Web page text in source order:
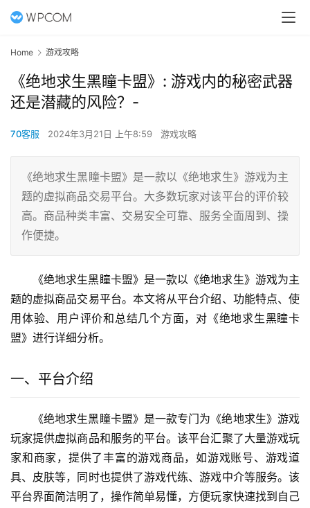
Home 游戏攻略
《绝地求生黑瞳卡盟》: 游戏内的秘密武器
还是潜藏的风险？-
70客服 2024年3月21日 上午8:59 游戏攻略
《绝地求生黑瞳卡盟》是一款以《绝地求生》游戏为主
题的虚拟商品交易平台。大多数玩家对该平台的评价较
高。商品种类丰富、交易安全可靠、服务全面周到、操
作便捷。
《绝地求生黑瞳卡盟》是一款以《绝地求生》游戏为主
题的虚拟商品交易平台。本文将从平台介绍、功能特点、使
用体验、用户评价和总结几个方面，对《绝地求生黑瞳卡
盟》进行详细分析。
一、平台介绍
《绝地求生黑瞳卡盟》是一款专门为《绝地求生》游戏
玩家提供虚拟商品和服务的平台。该平台汇聚了大量游戏玩
家和商家，提供了丰富的游戏商品，如游戏账号、游戏道
具、皮肤等，同时也提供了游戏代练、游戏中介等服务。该
平台界面简洁明了，操作简单易懂，方便玩家快速找到自己